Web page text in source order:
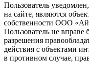
Пользователь
на сайте, являются
собственности ООО
Пользователь не вправе
разрешения
действия с объектами
в противном случае,